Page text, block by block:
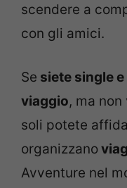
scendere a
con gli amici.
Se siete single
viaggio, ma
soli potete
organizzano
Avventure nel